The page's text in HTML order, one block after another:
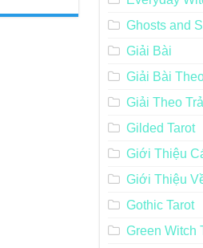
Ghosts and
Giải Bài
Giải Bài
Giải Theo
Gilded Tarot
Giới Thiệu
Giới Thiệu
Gothic Tarot
Green Witch